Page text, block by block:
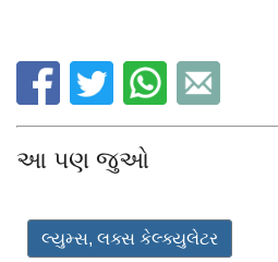
આ પણ જુઓ
લ્યુમ્સ, લક્સ કેલ્ક્યુલેટર